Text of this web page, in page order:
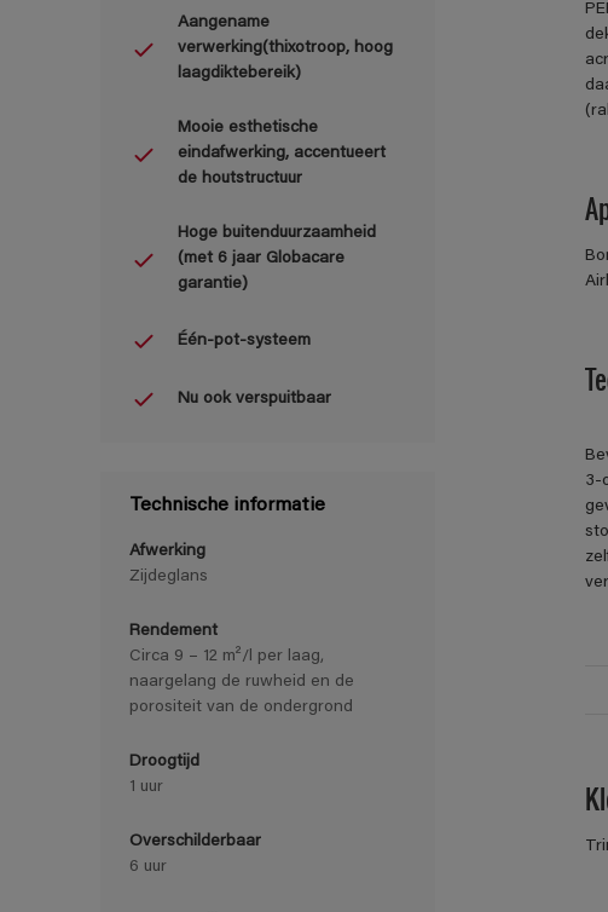
Aangename
verwerking(thixotroop, hoog
laagdiktebereik)
Mooie esthetische
eindafwerking, accentueert
de houtstructuur
Hoge buitenduurzaamheid
(met 6 jaar Globacare
garantie)
Één-pot-systeem
Nu ook verspuitbaar
Technische informatie
Afwerking
Zijdeglans
Rendement
Circa 9 – 12 m²/l per laag,
naargelang de ruwheid en de
porositeit van de ondergrond
Droogtijd
1 uur
Overschilderbaar
6 uur
3-